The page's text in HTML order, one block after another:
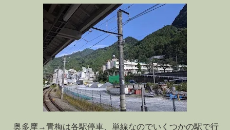
奥多摩→青梅は各駅停車、単線なのでいくつかの駅で行